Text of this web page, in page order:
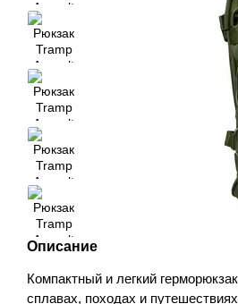
Описание
Компактный и легкий
сплавах, походах и